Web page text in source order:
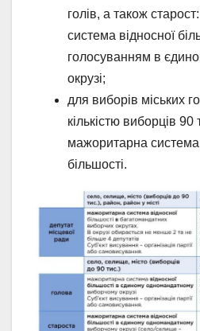
голів, а також
система відносної
голосуванням в
окрузі;
для виборів міських
кількістю виборців 90
мажоритарна
більшості.